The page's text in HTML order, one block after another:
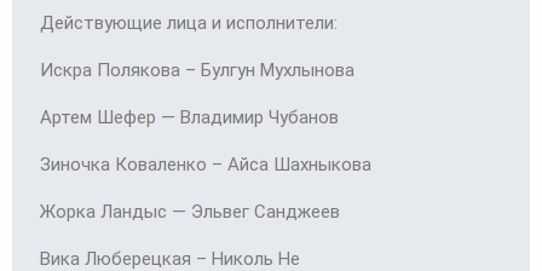
Действующие лица и исполнители:
Искра Полякова – Булгун Мухлынова
Артем Шефер — Владимир Чубанов
Зиночка Коваленко – Айса Шахныкова
Жорка Ландыс — Эльвег Санджеев
Вика Люберецкая – Николь Не